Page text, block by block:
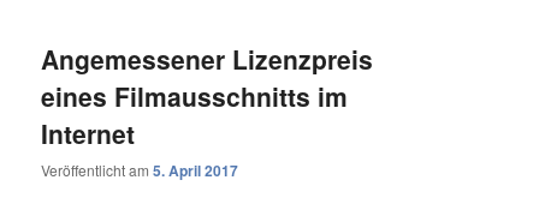
Angemessener Lizenzpreis
eines Filmausschnitts im
Internet
Veröffentlicht am5. April 2017